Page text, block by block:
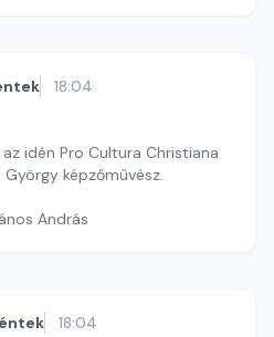
18:04
idén Pro Cultura Christiana
képzőművész.
András
18:04